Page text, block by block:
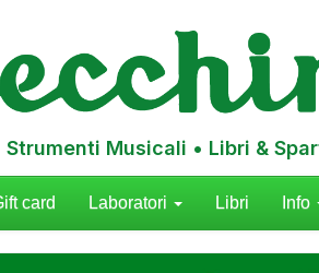
Strumenti Musicali • Libri &
card Laboratori Libri Info